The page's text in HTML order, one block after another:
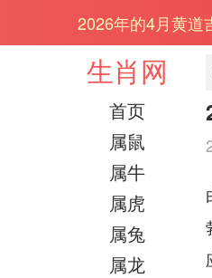
2026年的4月黄道
生肖网
首页
属鼠
属牛
属虎
属兔
属龙